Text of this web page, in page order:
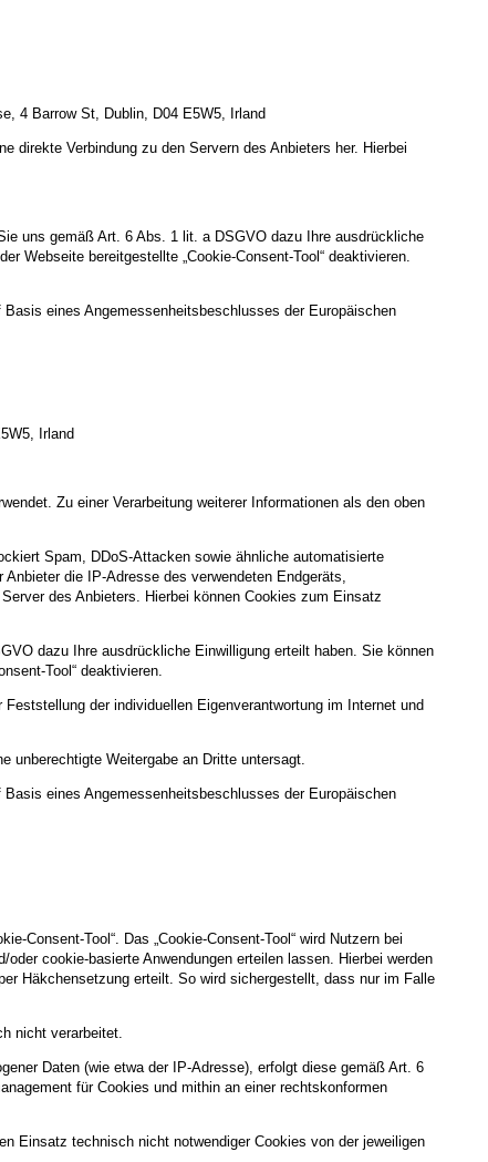
4 Barrow St, Dublin, D04 E5W5, Irland
direkte Verbindung zu den Servern des Anbieters her. Hierbei
uns gemäß Art. 6 Abs. 1 lit. a DSGVO dazu Ihre ausdrückliche
Webseite bereitgestellte „Cookie-Consent-Tool“ deaktivieren.
eines Angemessenheitsbeschlusses der Europäischen
Irland
Zu einer Verarbeitung weiterer Informationen als den oben
Spam, DDoS-Attacken sowie ähnliche automatisierte
die IP-Adresse des verwendeten Endgeräts,
des Anbieters. Hierbei können Cookies zum Einsatz
dazu Ihre ausdrückliche Einwilligung erteilt haben. Sie können
Tool“ deaktivieren.
der individuellen Eigenverantwortung im Internet und
unberechtigte Weitergabe an Dritte untersagt.
eines Angemessenheitsbeschlusses der Europäischen
Consent-Tool“. Das „Cookie-Consent-Tool“ wird Nutzern bei
cookie-basierte Anwendungen erteilen lassen. Hierbei werden
Häkchensetzung erteilt. So wird sichergestellt, dass nur im Falle
nicht verarbeitet.
Daten (wie etwa der IP-Adresse), erfolgt diese gemäß Art. 6
für Cookies und mithin an einer rechtskonformen
Einsatz technisch nicht notwendiger Cookies von der jeweiligen